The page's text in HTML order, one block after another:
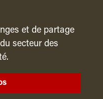
et de partage
secteur des